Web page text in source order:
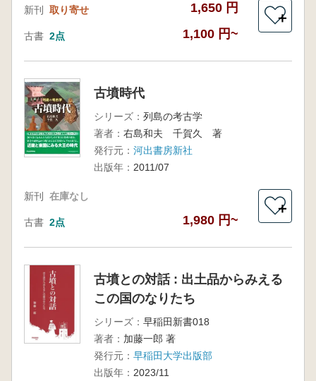
新刊 取り寄せ 1,650 円
古書 2点 1,100 円~
＋
古墳時代
シリーズ： 列島の考古学
著者： 右島和夫 千賀久 著
発行元： 河出書房新社
出版年： 2011/07
新刊 在庫なし
古書 2点 1,980 円~
＋
古墳との対話 : 出土品からみえる
この国のなりたち
シリーズ： 早稲田新書018
著者： 加藤一郎 著
発行元： 早稲田大学出版部
出版年： 2023/11